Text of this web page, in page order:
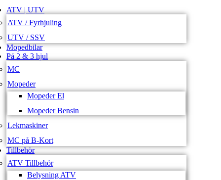
ATV | UTV
ATV / Fyrhjuling
UTV / SSV
Mopedbilar
På 2 & 3 hjul
MC
Mopeder
Mopeder El
Mopeder Bensin
Lekmaskiner
MC på B-Kort
Tillbehör
ATV Tillbehör
Belysning ATV